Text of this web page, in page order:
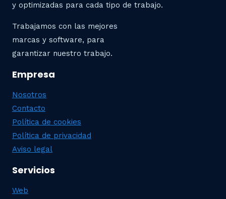
y optimizadas para cada tipo de trabajo.
Trabajamos con las mejores
marcas y software, para
garantizar nuestro trabajo.
Empresa
Nosotros
Contacto
Política de cookies
Política de privacidad
Aviso legal
Servicios
Web